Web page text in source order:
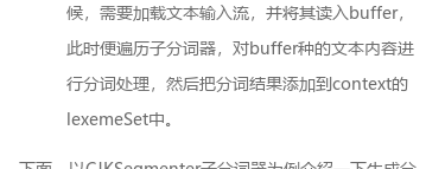
候，需要加载文本输入流，并将其读入buffer，
此时便遍历子分词器，对buffer种的文本内容进
行分词处理，然后把分词结果添加到context的
lexemeSet中。